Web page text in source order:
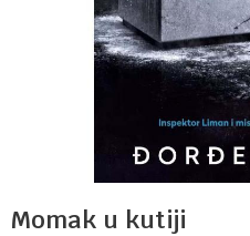
Momak u kutiji